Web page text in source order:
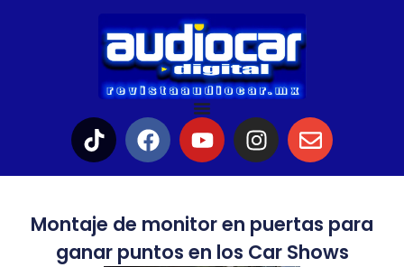
Montaje de monitor en puertas para
ganar puntos en los Car Shows